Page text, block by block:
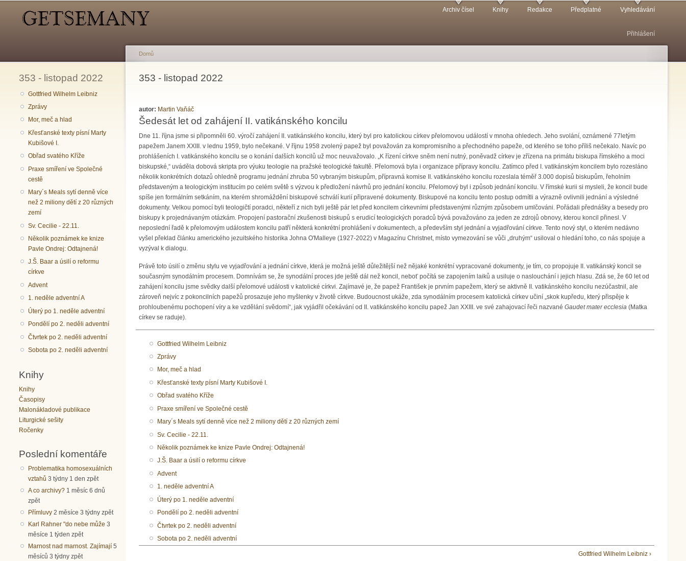
Archiv čísel Knihy Redakce Předplatné Vyhledávání
Přihlášení
353 - listopad 2022
Gottfried Wilhelm Leibniz
Zprávy
Mor, meč a hlad
Křesťanské texty písní Marty
Kubišové I.
Obřad svatého Kříže
Praxe smíření ve Společné
cestě
Mary´s Meals sytí denně více
než 2 miliony dětí z 20 různých
zemí
Sv. Cecilie - 22.11.
Několik poznámek ke knize
Pavle Ondrej: Odtajnená!
J.Š. Baar a úsilí o reformu
církve
Advent
1. neděle adventní A
Úterý po 1. neděle adventní
Pondělí po 2. neděli adventní
Čtvrtek po 2. neděli adventní
Sobota po 2. neděli adventní
Knihy
Knihy
Časopisy
Malonákladové publikace
Liturgické sešity
Ročenky
Poslední komentáře
Problematika homosexuálních
vztahů 3 týdny 1 den zpět
A co archivy? 1 měsíc 6 dnů
zpět
Přímluvy 2 měsíce 3 týdny zpět
Karl Rahner "do nebe může 3
měsíce 1 týden zpět
Marnost nad marnost. Zajímají 5
měsíců 3 týdny zpět
Jste zde
Domů
353 - listopad 2022
autor: Martin Vaňáč
Šedesát let od zahájení II. vatikánského koncilu
Dne 11. října jsme si připomněli 60. výročí zahájení II. vatikánského koncilu, který byl pro katolickou církev přelomovou událostí v mnoha ohledech. Jeho svolání, oznámené 77letým
papežem Janem XXIII. v lednu 1959, bylo nečekané. V říjnu 1958 zvolený papež byl považován za kompromisního a přechodného papeže, od kterého se toho příliš nečekalo. Navíc po
prohlášeních I. vatikánského koncilu se o konání dalších koncilů už moc neuvažovalo. „K řízení církve sněm není nutný, poněvadž církev je zřízena na primátu biskupa římského a moci
biskupské,“ uváděla dobová skripta pro výuku teologie na pražské teologické fakultě. Přelomová byla i organizace přípravy koncilu. Zatímco před I. vatikánským koncilem bylo rozesláno
několik konkrétních dotazů ohledně programu jednání zhruba 50 vybraným biskupům, přípravná komise II. vatikánského koncilu rozeslala téměř 3.000 dopisů biskupům, řeholním
představeným a teologickým institucím po celém světě s výzvou k předložení návrhů pro jednání koncilu. Přelomový byl i způsob jednání koncilu. V římské kurii si mysleli, že koncil bude
spíše jen formálním setkáním, na kterém shromáždění biskupové schválí kurií připravené dokumenty. Biskupové na koncilu tento postup odmítli a výrazně ovlivnili jednání a výsledné
dokumenty. Velkou pomocí byli teologičtí poradci, někteří z nich byli ještě pár let před koncilem církevními představenými různým způsobem umlčováni. Pořádali přednášky a besedy pro
biskupy k projednávaným otázkám. Propojení pastorační zkušenosti biskupů s erudicí teologických poradců bývá považováno za jeden ze zdrojů obnovy, kterou koncil přinesl. V
neposlední řadě k přelomovým událostem koncilu patří některá konkrétní prohlášení v dokumentech, a především styl jednání a vyjadřování církve. Tento nový styl, o kterém nedávno
vyšel překlad článku amerického jezuitského historika Johna O'Malleye (1927-2022) v Magazínu Christnet, místo vymezování se vůči „druhým“ usiloval o hledání toho, co nás spojuje a
vyzýval k dialogu.
Právě toto úsilí o změnu stylu ve vyjadřování a jednání církve, která je možná ještě důležitější než nějaké konkrétní vypracované dokumenty, je tím, co propojuje II. vatikánský koncil se
současným synodálním procesem. Domnívám se, že synodální proces jde ještě dál než koncil, neboť počítá se zapojením laiků a usiluje o naslouchání i jejich hlasu. Zdá se, že 60 let od
zahájení koncilu jsme svědky další přelomové události v katolické církvi. Zajímavé je, že papež František je prvním papežem, který se aktivně II. vatikánského koncilu nezúčastnil, ale
zároveň nejvíc z pokoncilních papežů prosazuje jeho myšlenky v životě církve. Budoucnost ukáže, zda synodálním procesem katolická církev učiní „skok kupředu, který přispěje k
prohloubenému pochopení víry a ke vzdělání svědomí“, jak vyjádřil očekávání od II. vatikánského koncilu papež Jan XXIII. ve své zahajovací řeči nazvané Gaudet mater ecclesia (Matka
církev se raduje).
Gottfried Wilhelm Leibniz
Zprávy
Mor, meč a hlad
Křesťanské texty písní Marty Kubišové I.
Obřad svatého Kříže
Praxe smíření ve Společné cestě
Mary´s Meals sytí denně více než 2 miliony dětí z 20 různých zemí
Sv. Cecilie - 22.11.
Několik poznámek ke knize Pavle Ondrej: Odtajnená!
J.Š. Baar a úsilí o reformu církve
Advent
1. neděle adventní A
Úterý po 1. neděle adventní
Pondělí po 2. neděli adventní
Čtvrtek po 2. neděli adventní
Sobota po 2. neděli adventní
Gottfried Wilhelm Leibniz ›